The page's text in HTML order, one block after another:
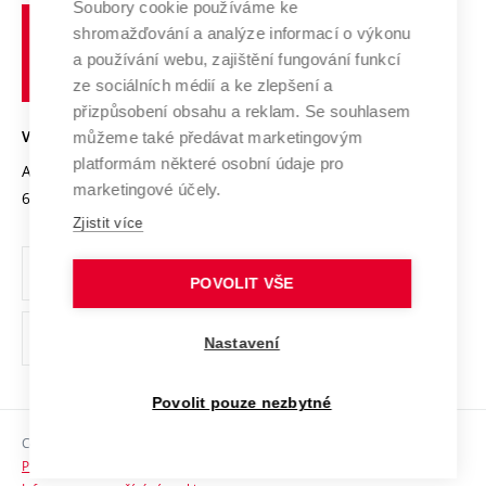
Výzkumné infrastruktury
Transfer znalostí
Open Science
Projekty
Projekty ze strukturálních fondů
Specifický výzkum
Spolupráce se školami
Služby univerzity
Mezinárodní dohody
Univerzitní sítě
Udržitelná univerzita
Podnikavá univerzita / ContriBUTe
Bezpečná univerzita
Vyznamenání
Organizační struktura
Ochrana osobních údajů
odkaz)
Sociální bezpečí
učení
technické
VYSOKÉ UČENÍ TECHNICKÉ V BRNĚ
Antonínská 548/1
602 00 Brno
www.vut.cz
vut@vutbr.cz
Copyright © 2026 VUT
Prohlášení o přístupnosti
Soubory cookie používáme ke
shromažďování a analýze informací o výkonu
a používání webu, zajištění fungování funkcí
ze sociálních médií a ke zlepšení a
přizpůsobení obsahu a reklam. Se souhlasem
můžeme také předávat marketingovým
platformám některé osobní údaje pro
marketingové účely.
Zjistit více
POVOLIT VŠE
Nastavení
Povolit pouze nezbytné